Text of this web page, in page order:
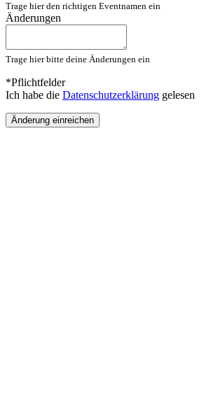
Trage hier den richtigen Eventnamen ein
Änderungen
Trage hier bitte deine Änderungen ein
*Pflichtfelder
Ich habe die Datenschutzerklärung gelesen
Änderung einreichen